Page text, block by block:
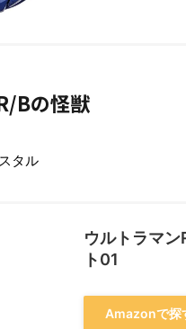
Bの怪獣
タル
ウルトラマ
ト01
Amazonで探